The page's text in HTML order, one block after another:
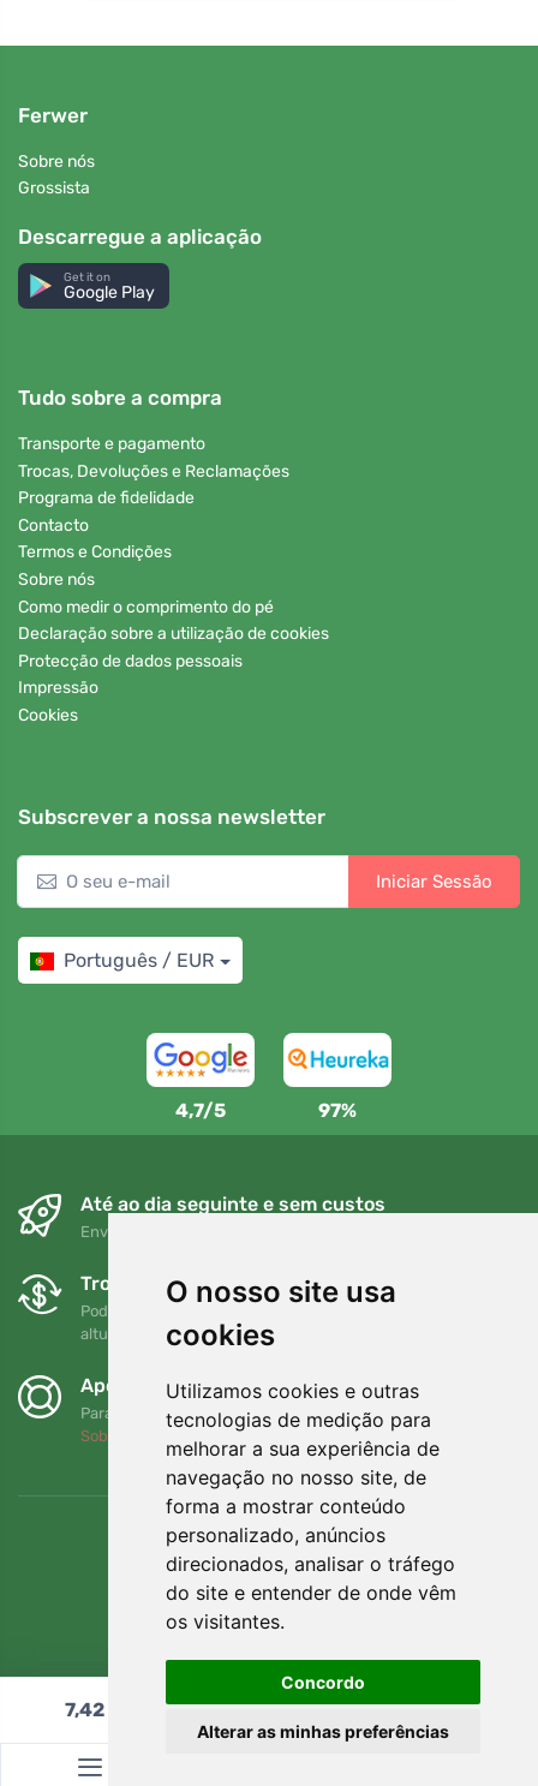
O nosso site usa
cookies
Utilizamos cookies e outras
tecnologias de medição para
melhorar a sua experiência de
navegação no nosso site, de
forma a mostrar conteúdo
personalizado, anúncios
direcionados, analisar o tráfego
do site e entender de onde vêm
os visitantes.
Concordo
Alterar as minhas preferências
Ferwer
Sobre nós
Grossista
Descarregue a aplicação
Get it on
Google Play
Tudo sobre a compra
Transporte e pagamento
Trocas, Devoluções e Reclamações
Programa de fidelidade
Contacto
Termos e Condições
Sobre nós
Como medir o comprimento do pé
Declaração sobre a utilização de cookies
Protecção de dados pessoais
Impressão
Cookies
Subscrever a nossa newsletter
Iniciar Sessão
Português / EUR
4,7/5 97%
Até ao dia seguinte e sem custos
Envio gratuito para encomendas superiores a 80 EUR
Trocas e devoluções gratuitas
Pode devolver ou trocar a sua encomenda em qualquer
altura no prazo de 90 dias
Apoiamos a Trees.org
Para cada encomenda plantamos uma árvore! Leia mais
Sobre nós
7,42 Adicionar ao carrinho